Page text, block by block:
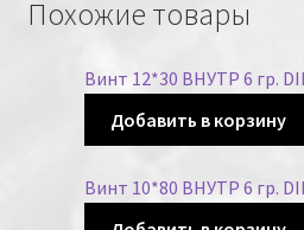
Похожие товары
Винт 12*30 ВНУТР 6 гр.
Добавить в корзину
Винт 10*80 ВНУТР 6 гр.